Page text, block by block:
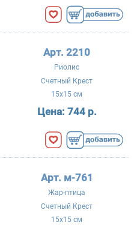
Арт. 2210
Риолис
Счетный Крест
15x15 см
Цена: 744 р.
Арт. м-761
Жар-птица
Счетный Крест
15x15 см